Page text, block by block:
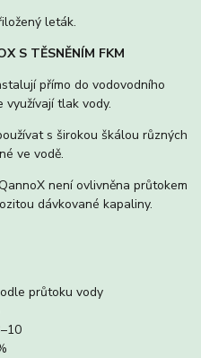
leták.
S TĚSNĚNÍM FKM
přímo do vodovodního
tlak vody.
s širokou škálou různých
ve vodě.
není ovlivněna průtokem
dávkované kapaliny.
průtoku vody